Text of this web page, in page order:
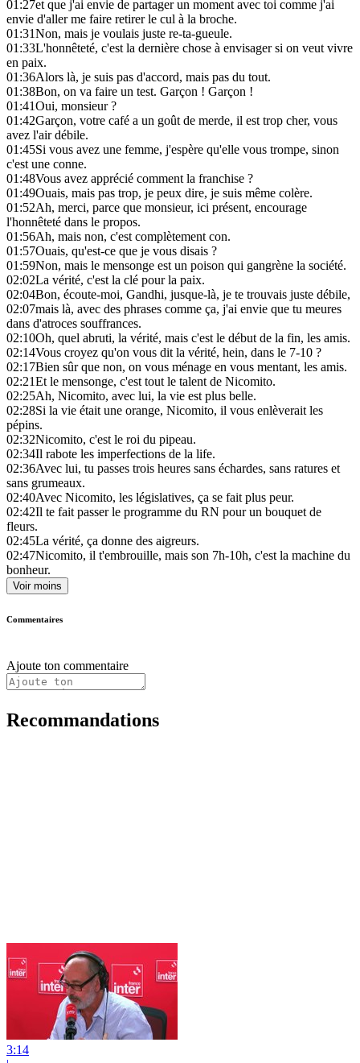
01:27et que j'ai envie de partager un moment avec toi comme j'ai
envie d'aller me faire retirer le cul à la broche.
01:31Non, mais je voulais juste re-ta-gueule.
01:33L'honnêteté, c'est la dernière chose à envisager si on veut vivre
en paix.
01:36Alors là, je suis pas d'accord, mais pas du tout.
01:38Bon, on va faire un test. Garçon ! Garçon !
01:41Oui, monsieur ?
01:42Garçon, votre café a un goût de merde, il est trop cher, vous
avez l'air débile.
01:45Si vous avez une femme, j'espère qu'elle vous trompe, sinon
c'est une conne.
01:48Vous avez apprécié comment la franchise ?
01:49Ouais, mais pas trop, je peux dire, je suis même colère.
01:52Ah, merci, parce que monsieur, ici présent, encourage
l'honnêteté dans le propos.
01:56Ah, mais non, c'est complètement con.
01:57Ouais, qu'est-ce que je vous disais ?
01:59Non, mais le mensonge est un poison qui gangrène la société.
02:02La vérité, c'est la clé pour la paix.
02:04Bon, écoute-moi, Gandhi, jusque-là, je te trouvais juste débile,
02:07mais là, avec des phrases comme ça, j'ai envie que tu meures
dans d'atroces souffrances.
02:10Oh, quel abruti, la vérité, mais c'est le début de la fin, les amis.
02:14Vous croyez qu'on vous dit la vérité, hein, dans le 7-10 ?
02:17Bien sûr que non, on vous ménage en vous mentant, les amis.
02:21Et le mensonge, c'est tout le talent de Nicomito.
02:25Ah, Nicomito, avec lui, la vie est plus belle.
02:28Si la vie était une orange, Nicomito, il vous enlèverait les
pépins.
02:32Nicomito, c'est le roi du pipeau.
02:34Il rabote les imperfections de la life.
02:36Avec lui, tu passes trois heures sans échardes, sans ratures et
sans grumeaux.
02:40Avec Nicomito, les législatives, ça se fait plus peur.
02:42Il te fait passer le programme du RN pour un bouquet de
fleurs.
02:45La vérité, ça donne des aigreurs.
02:47Nicomito, il t'embrouille, mais son 7h-10h, c'est la machine du
bonheur.
Voir moins
Commentaires
Ajoute ton commentaire
Recommandations
3:14